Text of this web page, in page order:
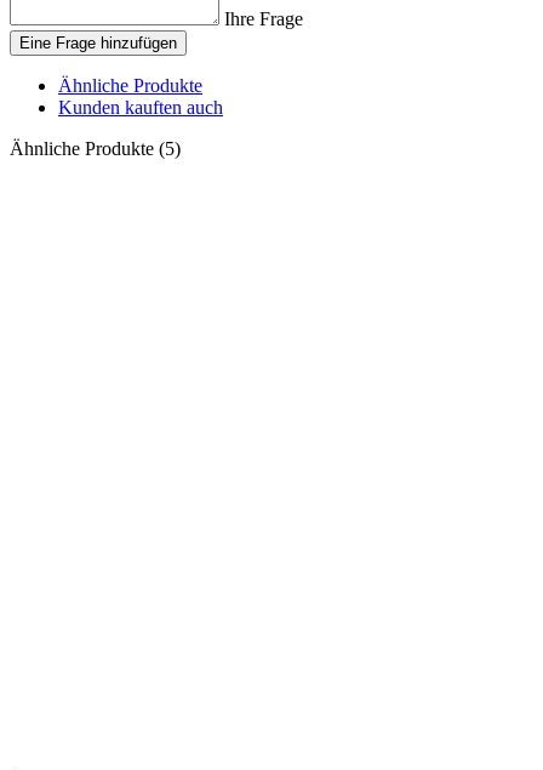
Ihre Frage
Eine Frage hinzufügen
Ähnliche Produkte
Kunden kauften auch
Ähnliche Produkte (5)